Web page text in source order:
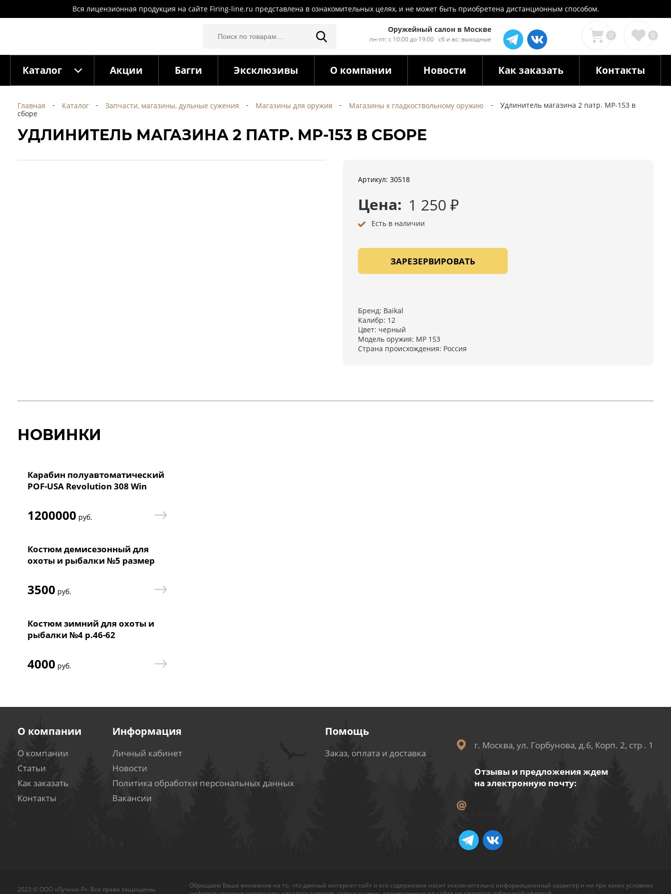
Вся лицензионная продукция на сайте Firing-line.ru представлена в ознакомительных целях, и не может быть приобретена дистанционным способом.
Оружейный салон в Москве
пн-пт: с 10:00 до 19:00 сб и вс: выходные 0 0
Каталог Акции Багги Эксклюзивы О компании Новости Как заказать Контакты
Главная Каталог Запчасти, магазины, дульные сужения Магазины для оружия Магазины к гладкоствольному оружию
Удлинитель магазина 2 патр. МР-153 в
сборе
УДЛИНИТЕЛЬ МАГАЗИНА 2 ПАТР. МР-153 В СБОРЕ
Артикул: 30518
Цена:
Есть в наличии
ЗАРЕЗЕРВИРОВАТЬ
1 250 ₽
Бренд: Baikal
Калибр: 12
Цвет: черный
Модель оружия: МР 153
Страна происхождения: Россия
НОВИНКИ
Карабин полуавтоматический
POF-USA Revolution 308 Win
1200000 руб.
Костюм демисезонный для
охоты и рыбалки №5 размер
3500 руб.
Костюм зимний для охоты и
рыбалки №4 р.46-62
4000 руб.
О компании
О компании
Статьи
Как заказать
Контакты
Информация
Личный кабинет
Новости
Политика обработки персональных данных
Вакансии
Помощь
Заказ, оплата и доставка
г. Москва, ул. Горбунова, д.6, Корп. 2, стр . 1
Отзывы и предложения ждем
на электронную почту:
2023 © ООО «Лучник-Р». Все права защищены.
Обращаем Ваше внимание на то, что данный интернет-сайт и его содержимое носит исключительно информационный характер и ни при каких условиях